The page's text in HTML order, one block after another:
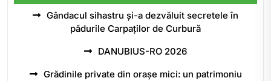
Gândacul sihastru și-a dezvăluit secretele în
pădurile Carpaților de Curbură
DANUBIUS-RO 2026
Grădinile private din orașe mici: un patrimoniu